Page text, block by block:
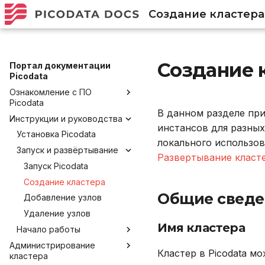
Создание кластера
Портал документации
Picodata
Ознакомление с ПО
Picodata
Общее описание продукта
Преимущества Picodata
Глоссарий
Обратная связь и
получение помощи
Лицензирование
Политика версионирования
Инструкции и руководства
Установка Picodata
Запуск и развёртывание
Запуск Picodata
Создание кластера
Добавление узлов
Удаление узлов
Начало работы
Подключение и работа в
консоли
Администрирование
кластера
Создание
В данном разделе
инстансов для
локального
Развертывание
Общие
Имя кластера
Кластер в Picodata